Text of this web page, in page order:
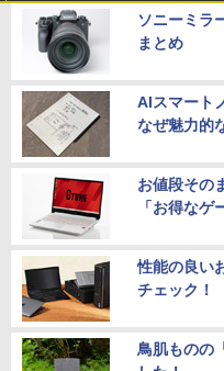
ソニーミラ
まとめ
AIスマート
なぜ魅力的
お値段その
「お得なゲ
性能の良い
チェック！
鳥肌ものの